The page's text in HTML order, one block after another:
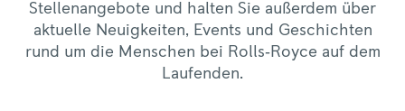
Stellenangebote und halten Sie außerdem über
aktuelle Neuigkeiten, Events und Geschichten
rund um die Menschen bei Rolls‑Royce auf dem
Laufenden.